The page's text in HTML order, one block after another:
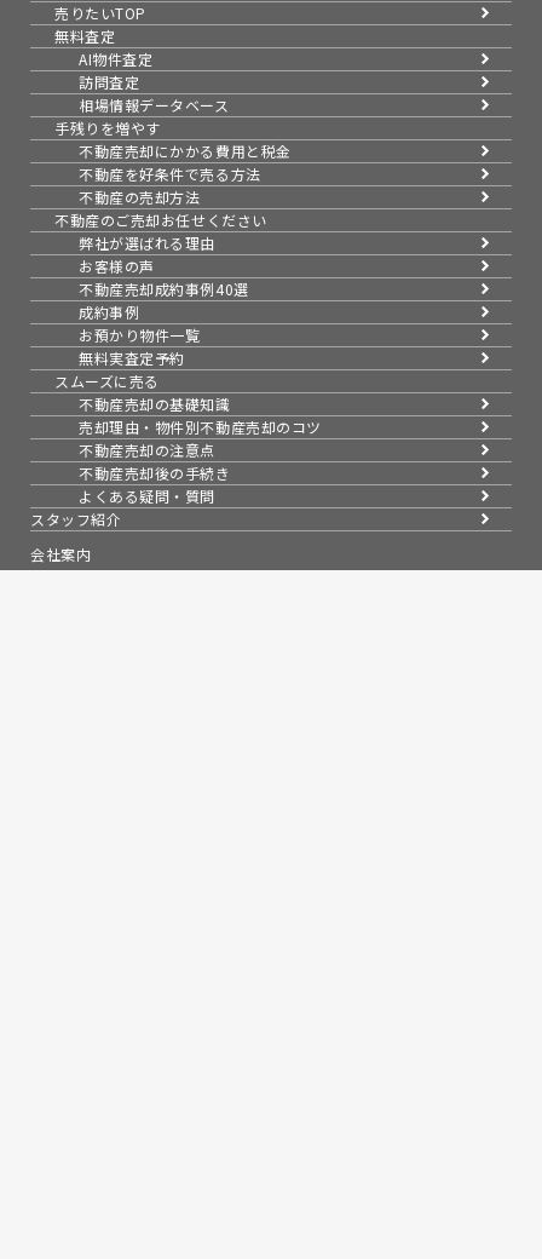
売りたいTOP
無料査定
AI物件査定
訪問査定
相場情報データベース
手残りを増やす
不動産売却にかかる費用と税金
不動産を好条件で売る方法
不動産の売却方法
不動産のご売却お任せください
弊社が選ばれる理由
お客様の声
不動産売却成約事例40選
成約事例
お預かり物件一覧
無料実査定予約
スムーズに売る
不動産売却の基礎知識
売却理由・物件別不動産売却のコツ
不動産売却の注意点
不動産売却後の手続き
よくある疑問・質問
スタッフ紹介
会社案内